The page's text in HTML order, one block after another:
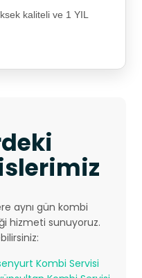
kaliteli ve 1 YIL
aynı gün kombi
hizmeti sunuyoruz.
Kombi Servisi